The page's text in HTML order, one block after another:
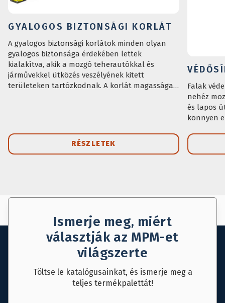
GYALOGOS BIZTONSÁGI KORLÁT
A gyalogos biztonsági korlátok minden olyan
gyalogos biztonsága érdekében lettek
kialakítva, akik a mozgó teherautókkal és
járművekkel ütközés veszélyének kitett
területeken tartózkodnak. A korlát magassága
RÉSZLETEK
Falak
nehéz
és lapos
könnyen
Ismerje meg, miért
választják az MPM-et
világszerte
Töltse le katalógusainkat, és ismerje meg a
teljes termékpalettát!